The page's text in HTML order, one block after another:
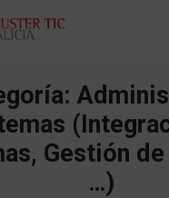
Gestión
…)